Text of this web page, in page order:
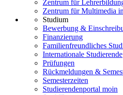
Zentrum für
Zentrum für Multimedia
Studium
Bewerbung &
Finanzierung
Familienfreundliches
Internationale Studierende
Prüfungen
Rückmeldungen &
Semesterzeiten
Studierendenportal moin